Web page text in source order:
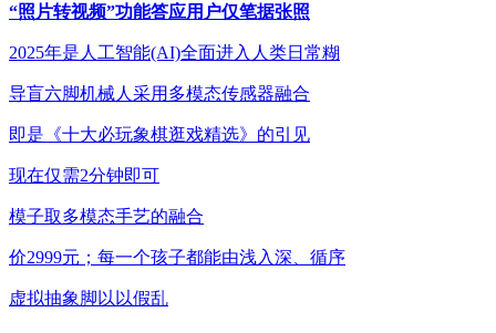
“照片转视频”功能答应用户仅笔据张照
2025年是人工智能(AI)全面进入人类日常糊
导盲六脚机械人采用多模态传感器融合
即是《十大必玩象棋逛戏精选》的引见
现在仅需2分钟即可
模子取多模态手艺的融合
价2999元；每一个孩子都能由浅入深、循序
虚拟抽象脚以以假乱